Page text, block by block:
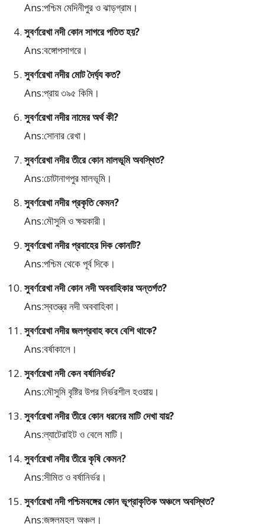
Ans:পশ্চিম মেদিনীপুর ও ঝাড়গ্রাম।
সুবর্ণরেখা নদী কোন সাগরে পতিত হয়?
Ans:বঙ্গোপসাগরে।
সুবর্ণরেখা নদীর মোট দৈর্ঘ্য কত?
Ans:প্রায় ৩৯৫ কিমি।
সুবর্ণরেখা নদীর নামের অর্থ কী?
Ans:সোনার রেখা।
সুবর্ণরেখা নদীর তীরে কোন মালভূমি অবস্থিত?
Ans:চোটানাগপুর মালভূমি।
সুবর্ণরেখা নদীর প্রকৃতি কেমন?
Ans:মৌসুমি ও ক্ষয়কারী।
সুবর্ণরেখা নদীর প্রবাহের দিক কোনটি?
Ans:পশ্চিম থেকে পূর্ব দিকে।
সুবর্ণরেখা নদী কোন নদী অববাহিকার অন্তর্গত?
Ans:স্বতন্ত্র নদী অববাহিকা।
সুবর্ণরেখা নদীর জলপ্রবাহ কবে বেশি থাকে?
Ans:বর্ষাকালে।
সুবর্ণরেখা নদী কেন বর্ষানির্ভর?
Ans:মৌসুমি বৃষ্টির উপর নির্ভরশীল হওয়ায়।
সুবর্ণরেখা নদীর তীরে কোন ধরনের মাটি দেখা যায়?
Ans:ল্যাটেরাইট ও বেলে মাটি।
সুবর্ণরেখা নদীর তীরে কৃষি কেমন?
Ans:সীমিত ও বর্ষানির্ভর।
সুবর্ণরেখা নদী পশ্চিমবঙ্গের কোন ভূপ্রাকৃতিক অঞ্চলে অবস্থিত?
Ans:জঙ্গলমহল অঞ্চল।